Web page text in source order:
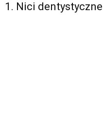
1. Nici dentystyczne